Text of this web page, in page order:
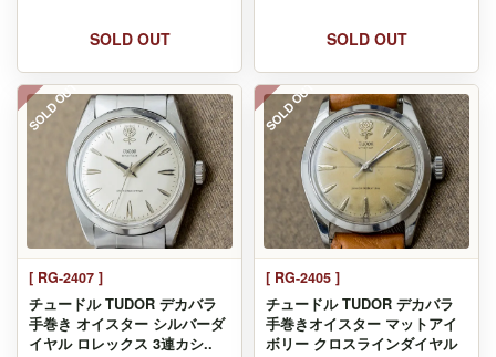
SOLD OUT SOLD OUT
SOLD OUT
[ RG-2407 ]
チュードル TUDOR デカバラ
手巻き オイスター シルバーダ
イヤル ロレックス 3連カシ..
SOLD OUT
[ RG-2405 ]
チュードル TUDOR デカバラ
手巻きオイスター マットアイ
ボリー クロスラインダイヤル